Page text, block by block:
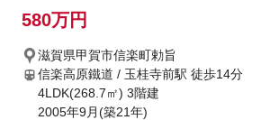
580万円
滋賀県甲賀市信楽町勅旨
信楽高原鐵道 / 玉桂寺前駅 徒歩14分
4LDK(268.7㎡) 3階建
2005年9月(築21年)